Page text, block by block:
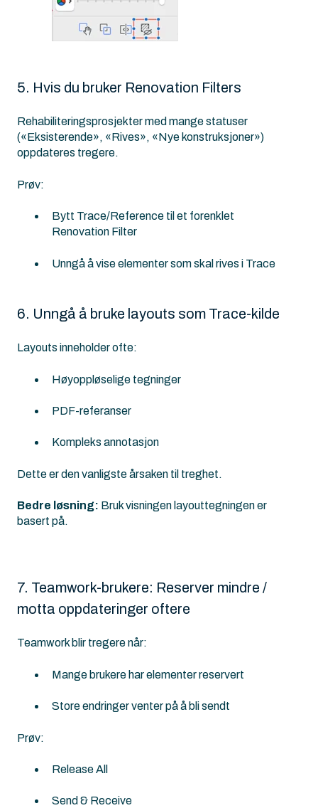
5. Hvis du bruker Renovation Filters
Rehabiliteringsprosjekter med mange statuser
(«Eksisterende», «Rives», «Nye konstruksjoner»)
oppdateres tregere.
Prøv:
Bytt Trace/Reference til et forenklet
Renovation Filter
Unngå å vise elementer som skal rives i Trace
6. Unngå å bruke layouts som Trace-kilde
Layouts inneholder ofte:
Høyoppløselige tegninger
PDF-referanser
Kompleks annotasjon
Dette er den vanligste årsaken til treghet.
Bedre løsning: Bruk visningen layouttegningen er
basert på.
7. Teamwork-brukere: Reserver mindre /
motta oppdateringer oftere
Teamwork blir tregere når:
Mange brukere har elementer reservert
Store endringer venter på å bli sendt
Prøv:
Release All
Send & Receive